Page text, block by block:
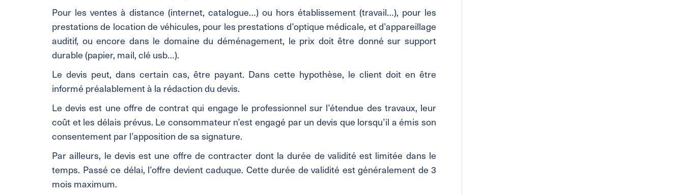
Pour les ventes à distance (internet, catalogue…) ou hors établissement (travail…), pour les
prestations de location de véhicules, pour les prestations d’optique médicale, et d’appareillage
auditif, ou encore dans le domaine du déménagement, le prix doit être donné sur support
durable (papier, mail, clé usb…).
Le devis peut, dans certain cas, être payant. Dans cette hypothèse, le client doit en être
informé préalablement à la rédaction du devis.
Le devis est une offre de contrat qui engage le professionnel sur l’étendue des travaux, leur
coût et les délais prévus. Le consommateur n’est engagé par un devis que lorsqu’il a émis son
consentement par l’apposition de sa signature.
Par ailleurs, le devis est une offre de contracter dont la durée de validité est limitée dans le
temps. Passé ce délai, l’offre devient caduque. Cette durée de validité est généralement de 3
mois maximum.